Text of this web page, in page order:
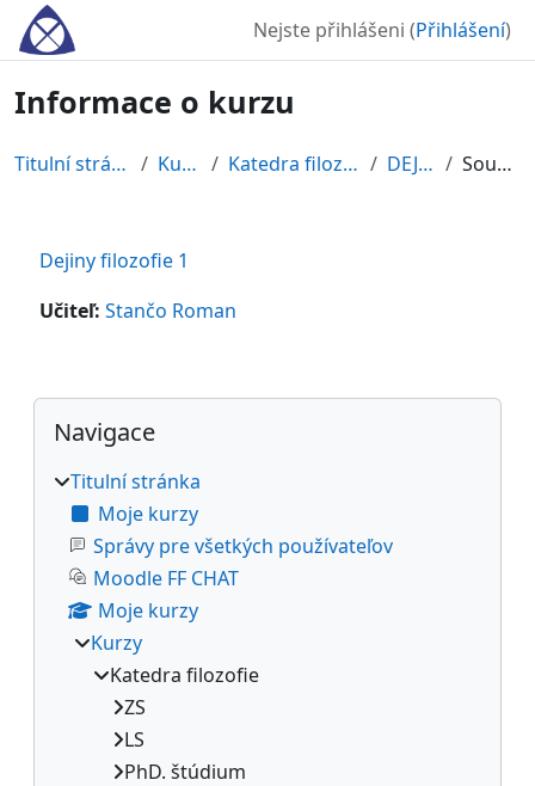
Přejít k hlavnímu obsahu
Nejste přihlášeni (Přihlášení)
Informace o kurzu
Titulní stránka Kurzy Katedra filozofie DEJFI1 Souhrn
Dejiny filozofie 1
Učiteľ: Stančo Roman
Bloky
Přeskočit: Navigace
Navigace
Titulní stránka
Moje kurzy
Správy pre všetkých používateľov
Moodle FF CHAT
Moje kurzy
Kurzy
Katedra filozofie
ZS
LS
PhD. štúdium